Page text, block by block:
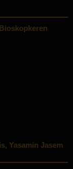
, Yasamin Jasem